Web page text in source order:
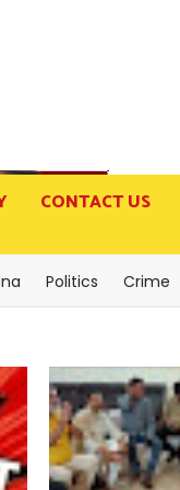
CONTACT US
Politics Crime